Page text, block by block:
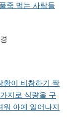
죽 먹는 사람들
황이 비참하기 짝
지로 식량을 구
아예 일어나지